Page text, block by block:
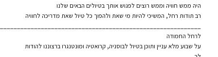
היה ממש חוויה וממש רוצים לפגוש אותך בטיולים הבאים שלנו
רב תודות רחל, המשיכי להיות מי שאת ולהפוך כל טיול שאת מדריכה לחוויה
לרחל החמודה
על שבוע מלא עניין ותוכן בטיול לבוסניה, קרואטיה ומונטנגרו ברצוננו להודות